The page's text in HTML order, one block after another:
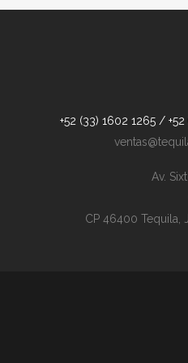
+52 (33) 1602 1265 /
Av.
CP 46400 Tequila,